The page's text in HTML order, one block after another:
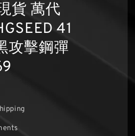
貨 萬代
41
攻擊鋼彈